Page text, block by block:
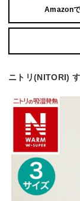
Amazon
ニトリ(NITORI)